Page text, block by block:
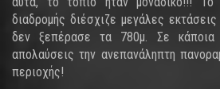
διαδρομής διέσχιζε μεγάλες
δεν ξεπέρασε τα 780μ. Σε κάποια
απολαύσεις την ανεπανάληπτη
περιοχής!